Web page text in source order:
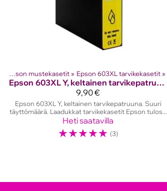
Epson mustekasetit ‪» Epson 603XL tarvikekasetit ‪»
Epson
603XL Y, keltainen tarvikepatruuna
9,90 €
Epson 603XL Y, keltainen tarvikepatruuna. Suuri
täyttömäärä. Laadukkat tarvikekasetit Epson tulos...
Heti saatavilla
☆☆☆☆☆ (3)